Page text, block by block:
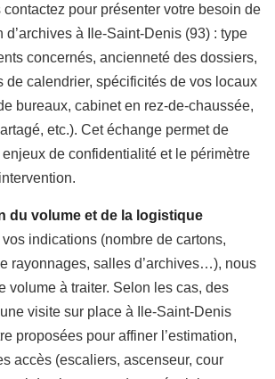
contactez pour présenter votre besoin de
d’archives à Ile-Saint-Denis (93) : type
concernés, ancienneté des dossiers,
de calendrier, spécificités de vos locaux
bureaux, cabinet en rez-de-chaussée,
etc.). Cet échange permet de
de confidentialité et le périmètre
du volume et de la logistique
indications (nombre de cartons,
rayonnages, salles d’archives…), nous
volume à traiter. Selon les cas, des
visite sur place à Ile-Saint-Denis
proposées pour affiner l’estimation,
accès (escaliers, ascenseur, cour